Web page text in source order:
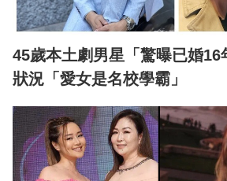
45歲本土劇男星「驚曝已婚16
狀況「愛女是名校學霸」